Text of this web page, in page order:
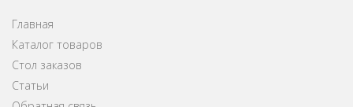
Главная
Каталог товаров
Стол заказов
Статьи